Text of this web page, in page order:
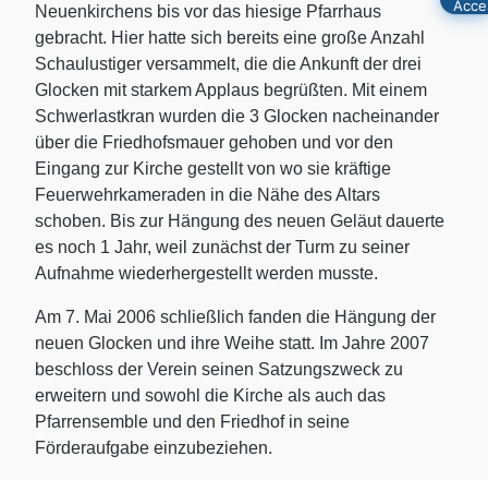
Neuenkirchens bis vor das hiesige Pfarrhaus
gebracht. Hier hatte sich bereits eine große Anzahl
Schaulustiger versammelt, die die Ankunft der drei
Glocken mit starkem Applaus begrüßten. Mit einem
Schwerlastkran wurden die 3 Glocken nacheinander
über die Friedhofsmauer gehoben und vor den
Eingang zur Kirche gestellt von wo sie kräftige
Feuerwehrkameraden in die Nähe des Altars
schoben. Bis zur Hängung des neuen Geläut dauerte
es noch 1 Jahr, weil zunächst der Turm zu seiner
Aufnahme wiederhergestellt werden musste.
Am 7. Mai 2006 schließlich fanden die Hängung der
neuen Glocken und ihre Weihe statt. Im Jahre 2007
beschloss der Verein seinen Satzungszweck zu
erweitern und sowohl die Kirche als auch das
Pfarrensemble und den Friedhof in seine
Förderaufgabe einzubeziehen.